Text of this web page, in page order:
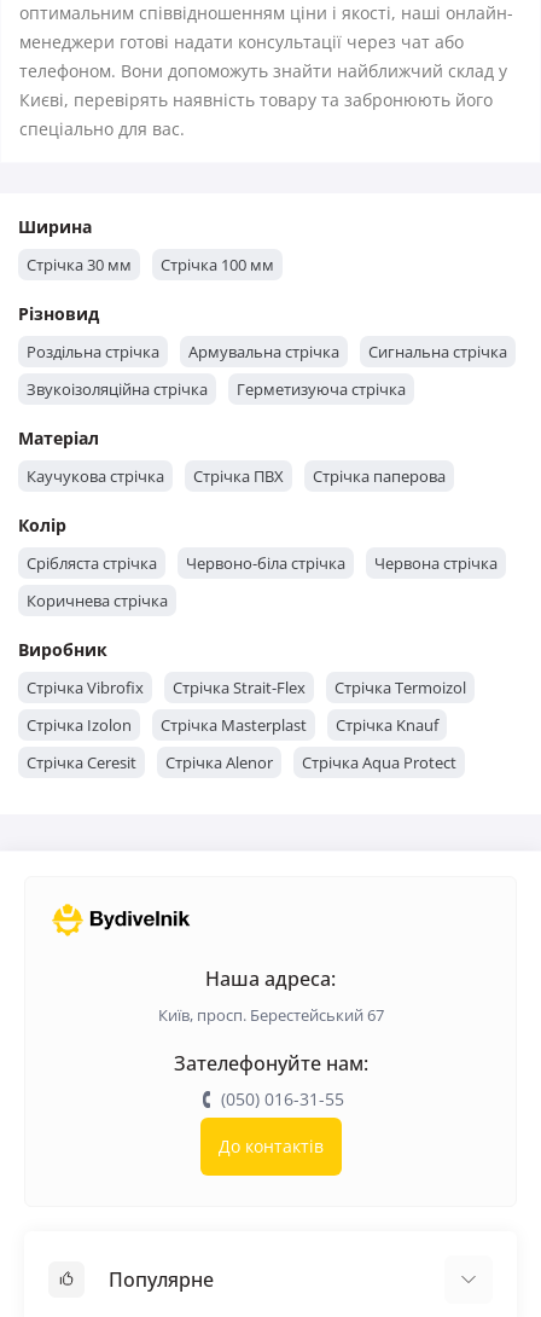
оптимальним співвідношенням ціни і якості, наші онлайн-
менеджери готові надати консультації через чат або
телефоном. Вони допоможуть знайти найближчий склад у
Києві, перевірять наявність товару та забронюють його
спеціально для вас.
Ширина
Стрічка 30 мм Стрічка 100 мм
Різновид
Роздільна стрічка Армувальна стрічка
Сигнальна стрічка
Звукоізоляційна стрічка
Герметизуюча стрічка
Матеріал
Каучукова стрічка Стрічка ПВХ Стрічка паперова
Колір
Срібляста стрічка Червоно-біла стрічка
Червона стрічка
Коричнева стрічка
Виробник
Стрічка Vibrofix Стрічка Strait-Flex
Стрічка Termoizol
Стрічка Izolon
Стрічка Masterplast
Стрічка Knauf
Стрічка Ceresit
Стрічка Alenor Стрічка Aqua Protect
Наша адреса:
Київ, просп. Берестейський 67
Зателефонуйте нам:
(050) 016-31-55
До контактів
Популярне